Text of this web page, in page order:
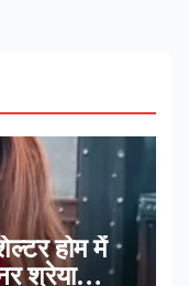
होम में
श्रेया